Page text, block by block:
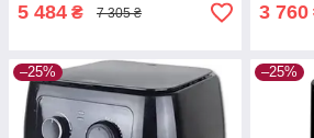
5 484 ₴ 7 305 ₴ 3 760
–25% –25%